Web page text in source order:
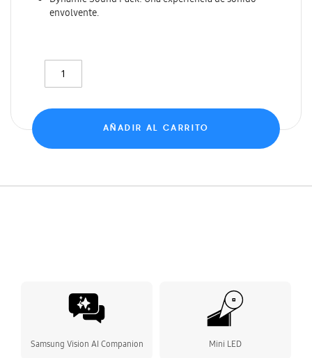
envolvente.
AÑADIR AL CARRITO
Samsung Vision AI Companion Mini LED